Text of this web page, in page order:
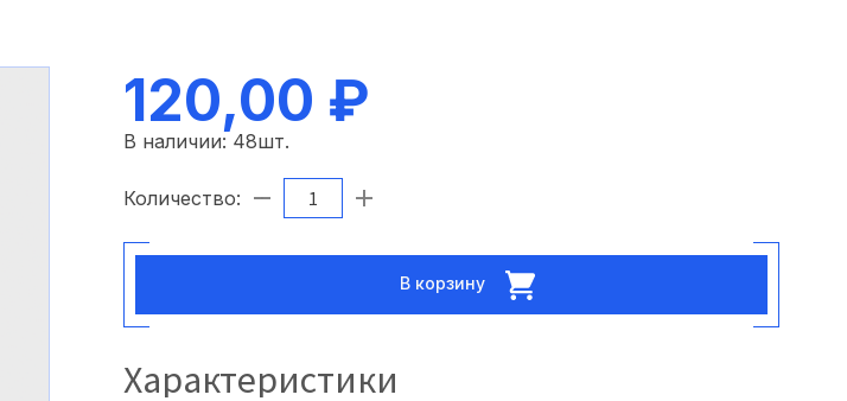
120,00 ₽
В наличии: 48шт.
Количество:
В корзину
Характеристики